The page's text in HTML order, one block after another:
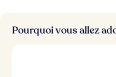
Pourquoi vous allez